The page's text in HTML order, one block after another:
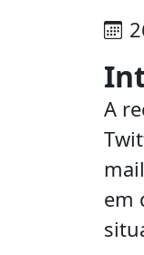
A
em